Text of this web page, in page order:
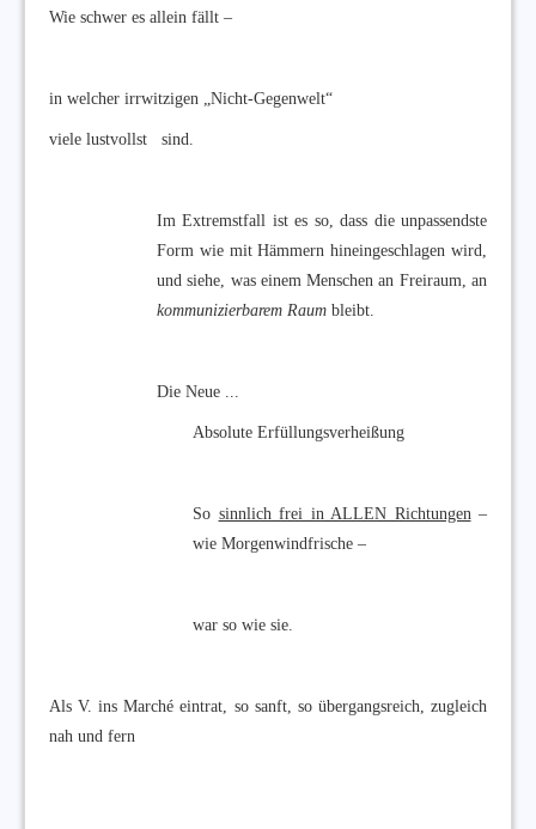
Wie schwer es allein fällt –
in welcher irrwitzigen „Nicht-Gegenwelt“
viele lustvollst sind.
Im Extremstfall ist es so, dass die unpassendste
Form wie mit Hämmern hineingeschlagen wird,
und siehe, was einem Menschen an Freiraum, an
kommunizierbarem Raum bleibt.
Die Neue ...
Absolute Erfüllungsverheißung
So sinnlich frei in ALLEN Richtungen –
wie Morgenwindfrische –
war so wie sie.
Als V. ins Marché eintrat, so sanft, so übergangsreich, zugleich
nah und fern